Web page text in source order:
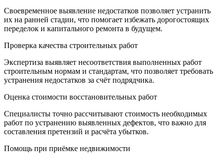
Своевременное выявление недостатков позволяет устранить
их на ранней стадии, что помогает избежать дорогостоящих
переделок и капитального ремонта в будущем.
Проверка качества строительных работ
Экспертиза выявляет несоответствия выполненных работ
строительным нормам и стандартам, что позволяет требовать
устранения недостатков за счёт подрядчика.
Оценка стоимости восстановительных работ
Специалисты точно рассчитывают стоимость необходимых
работ по устранению выявленных дефектов, что важно для
составления претензий и расчёта убытков.
Помощь при приёмке недвижимости